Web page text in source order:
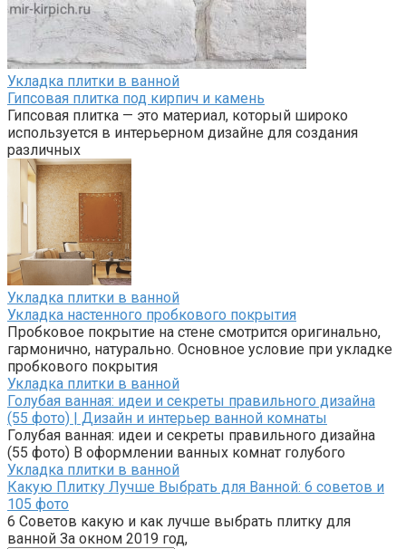
Укладка плитки в ванной
Гипсовая плитка под кирпич и камень
Гипсовая плитка — это материал, который широко
используется в интерьерном дизайне для создания
различных
Укладка плитки в ванной
Укладка настенного пробкового покрытия
Пробковое покрытие на стене смотрится оригинально,
гармонично, натурально. Основное условие при укладке
пробкового покрытия
Укладка плитки в ванной
Голубая ванная: идеи и секреты правильного дизайна
(55 фото) | Дизайн и интерьер ванной комнаты
Голубая ванная: идеи и секреты правильного дизайна
(55 фото) В оформлении ванных комнат голубого
Укладка плитки в ванной
Какую Плитку Лучше Выбрать для Ванной: 6 советов и
105 фото
6 Советов какую и как лучше выбрать плитку для
ванной За окном 2019 год,